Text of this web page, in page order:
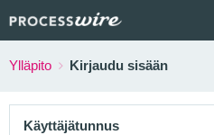
Ylläpito Kirjaudu sisään
Käyttäjätunnus